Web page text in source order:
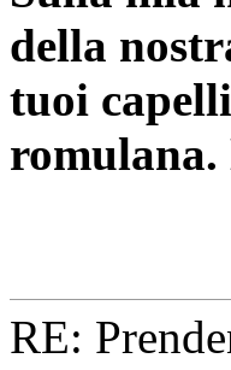
della
tuoi
romulana.
RE: